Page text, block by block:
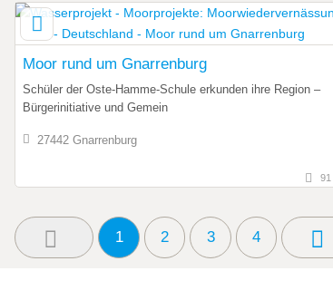
Moor rund um Gnarrenburg
Schüler der Oste-Hamme-Schule erkunden ihre Region –
Bürgerinitiative und Gemein
27442 Gnarrenburg
91
1 2 3 4